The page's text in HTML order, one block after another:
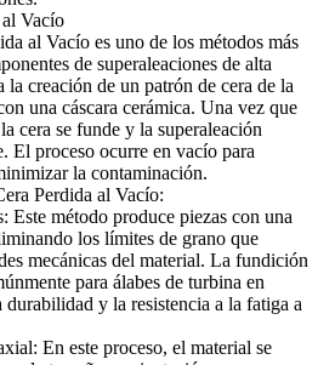
Vacío
al Vacío es uno de los métodos más
de superaleaciones de alta
creación de un patrón de cera de la
una cáscara cerámica. Una vez que
cera se funde y la superaleación
El proceso ocurre en vacío para
la contaminación.
Perdida al Vacío:
: Este método produce piezas con una
los límites de grano que
mecánicas del material. La fundición
para álabes de turbina en
y la resistencia a la fatiga a
: En este proceso, el material se